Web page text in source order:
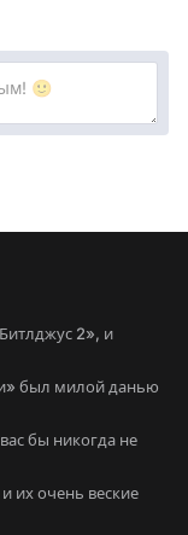
2», и
был милой данью
бы никогда не
их очень веские